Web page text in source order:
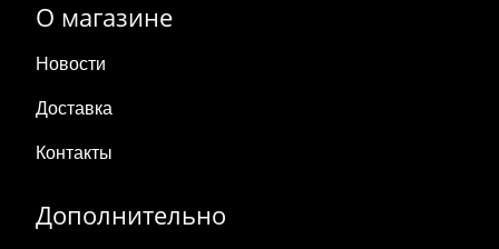
О магазине
Новости
Доставка
Контакты
Дополнительно